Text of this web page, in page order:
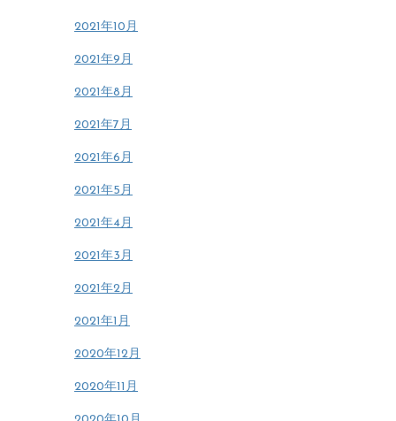
2021年10月
2021年9月
2021年8月
2021年7月
2021年6月
2021年5月
2021年4月
2021年3月
2021年2月
2021年1月
2020年12月
2020年11月